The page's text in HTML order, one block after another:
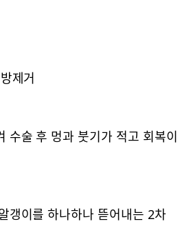
제거
수술 후 멍과 붓기가 적고 회복이
갱이를 하나하나 뜯어내는 2차